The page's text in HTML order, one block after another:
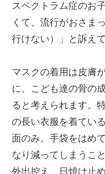
スペクトラム症のお
くて、流行がおさま
行けない）」と訴え
マスクの着用は皮膚
に、こども達の骨の
ると考えられます。
の長い衣服を着てい
面のみ。手袋をはめ
なり減ってしまうこ
外出控え、日焼け止